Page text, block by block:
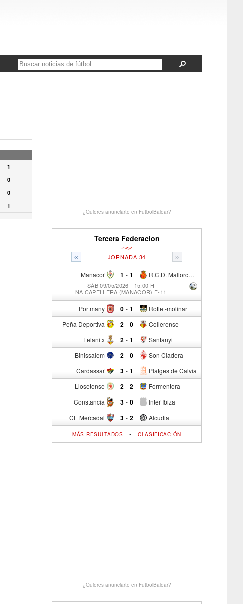
1
0
0
1
¿Quieres anunciarte en FutbolBalear?
Tercera Federacion
« »
JORNADA 34
Manacor 1 - R.C.D. Mallorca Sad "B"
1
SÁB 09/05/2026 - 15:00 H
NA CAPELLERA (MANACOR) F-11
Portmany 0 - Rotlet-molinar
1
Peña Deportiva 2 - Collerense
0
Felanitx 2 - Santanyi
1
Binissalem 2 - Son Cladera
0
Cardassar 3 - Platges de Calvia
1
Llosetense 2 - Formentera
2
Constancia 3 - Inter Ibiza
0
CE Mercadal 3 - Alcudia
2
MÁS RESULTADOS - CLASIFICACIÓN
¿Quieres anunciarte en FutbolBalear?